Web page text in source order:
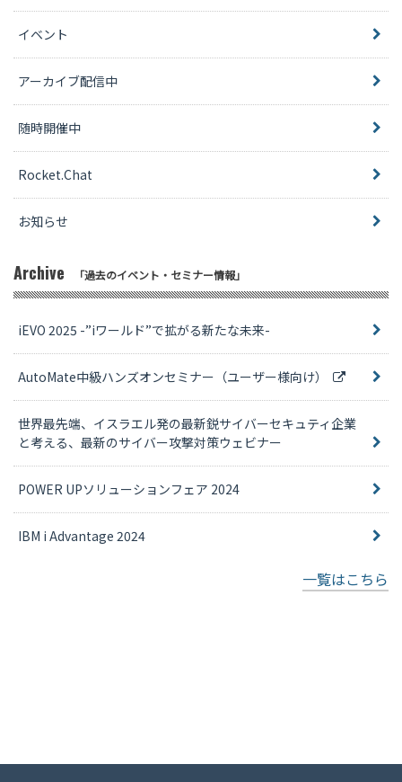
イベント
アーカイブ配信中
随時開催中
Rocket.Chat
お知らせ
Archive 「過去のイベント・セミナー情報」
iEVO 2025 -”iワールド”で拡がる新たな未来-
AutoMate中級ハンズオンセミナー（ユーザー様向け）
世界最先端、イスラエル発の最新鋭サイバーセキュティ企業
と考える、最新のサイバー攻撃対策ウェビナー
POWER UPソリューションフェア 2024
IBM i Advantage 2024
一覧はこちら